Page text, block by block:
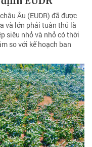
Âu (EUDR) đã được
và lớn phải tuân thủ là
siêu nhỏ và nhỏ có thời
so với kế hoạch ban